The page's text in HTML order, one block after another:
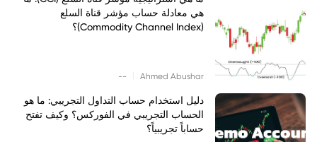
هي معادلة حساب مؤشر قناة السلع
(Commodity Channel Index)؟
Ahmed Abushar
--
دليل استخدام حساب التداول التجريبي: ما هو
الحساب التجريبي في الفوركس؟ وكيف تفتح
حساباً تجريبياً؟